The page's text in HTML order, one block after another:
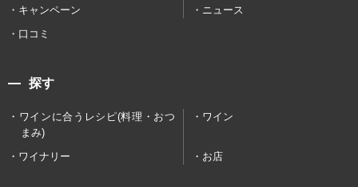
キャンペーン
ニュース
口コミ
探す
ワインに合うレシピ(料理・おつ
まみ)
ワイン
ワイナリー お店